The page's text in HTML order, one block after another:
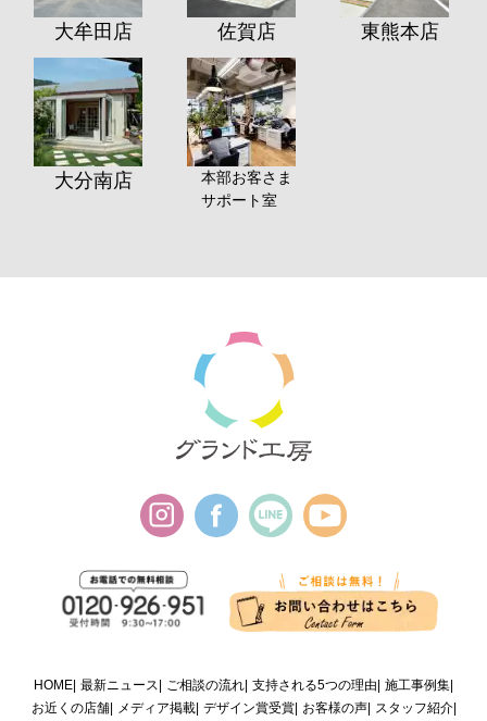
大牟田店 佐賀店 東熊本店
大分南店
本部お客さま
サポート室
HOME 最新ニュース ご相談の流れ 支持される5つの理由 施工事例集
お近くの店舗
メディア掲載 デザイン賞受賞 お客様の声 スタッフ紹介